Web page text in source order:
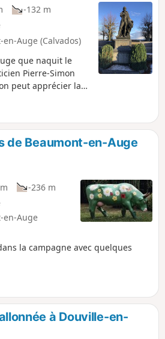
-132 m
Auge (Calvados)
que naquit le
Pierre-Simon
peut apprécier la
de Beaumont-en-Auge
-236 m
en-Auge
la campagne avec quelques
à Douville-en-